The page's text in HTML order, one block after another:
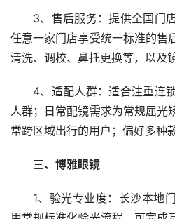
3、售后服务：提供全国门
任意一家门店享受统一标准的售
清洗、调校、鼻托更换等，以及
4、适配人群：适合注重连
人群；日常配镜需求为常规屈光
常跨区域出行的用户；偏好多种
三、博雅眼镜
1、验光专业度：长沙本地